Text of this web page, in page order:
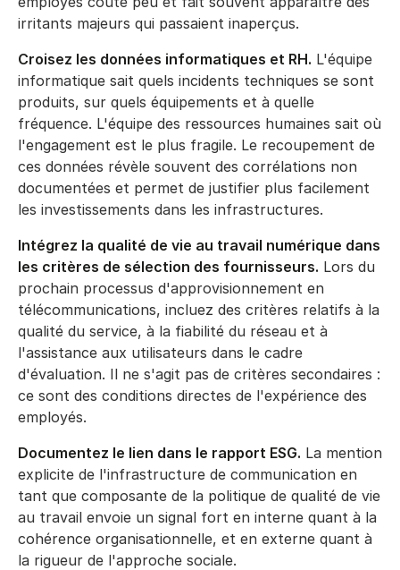
irritants majeurs qui passaient inaperçus.
Croisez les données informatiques et RH. L'équipe
informatique sait quels incidents techniques se sont
produits, sur quels équipements et à quelle
fréquence. L'équipe des ressources humaines sait où
l'engagement est le plus fragile. Le recoupement de
ces données révèle souvent des corrélations non
documentées et permet de justifier plus facilement
les investissements dans les infrastructures.
Intégrez la qualité de vie au travail numérique dans
les critères de sélection des fournisseurs. Lors du
prochain processus d'approvisionnement en
télécommunications, incluez des critères relatifs à la
qualité du service, à la fiabilité du réseau et à
l'assistance aux utilisateurs dans le cadre
d'évaluation. Il ne s'agit pas de critères secondaires :
ce sont des conditions directes de l'expérience des
employés.
Documentez le lien dans le rapport ESG. La mention
explicite de l'infrastructure de communication en
tant que composante de la politique de qualité de vie
au travail envoie un signal fort en interne quant à la
cohérence organisationnelle, et en externe quant à
la rigueur de l'approche sociale.